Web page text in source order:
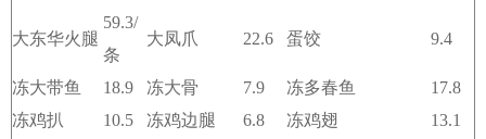
大东华火腿
59.3/
条
大凤爪 22.6 蛋饺 9.4
冻大带鱼 18.9 冻大骨 7.9 冻多春鱼
17.8
冻鸡扒
10.5 冻鸡边腿 6.8 冻鸡翅
13.1